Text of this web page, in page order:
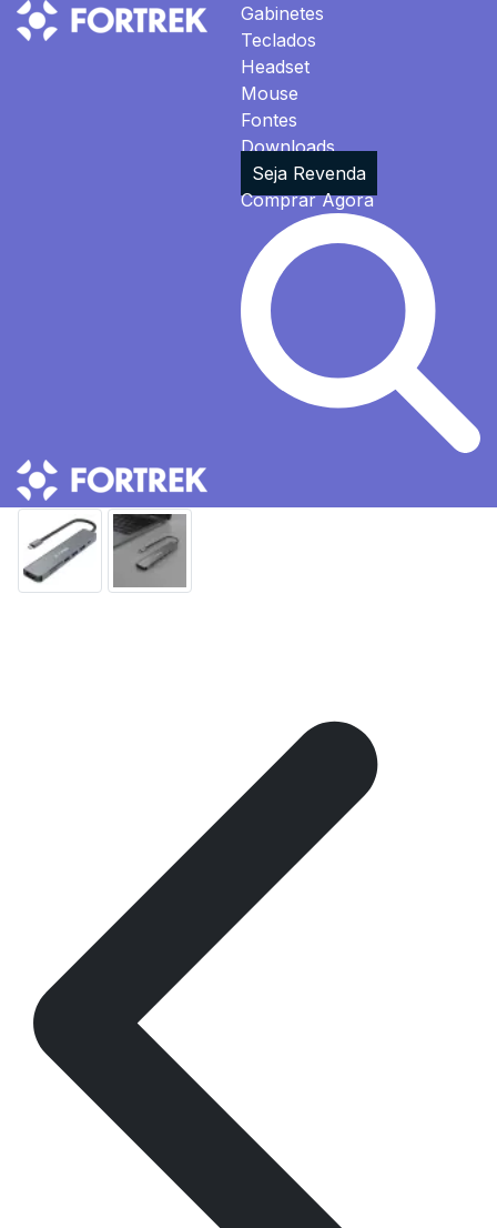
Gabinetes
Teclados
Headset
Mouse
Fontes
Downloads
Seja Revenda
Comprar Agora